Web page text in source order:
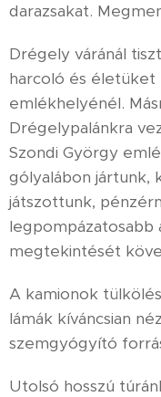
darazsakat.
Drégely váránál
harcoló és
emlékhelyénél.
Drégelypalánkra
Szondi György
gólyalábon jártunk,
játszottunk,
legpompázatosabb
megtekintését
A kamionok
lámák kíváncsian
szemgyógyító
Utolsó hosszú